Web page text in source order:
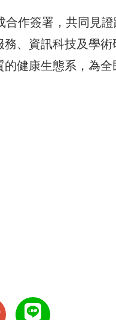
作簽署，共同見
、資訊科技及學
健康生態系，為全